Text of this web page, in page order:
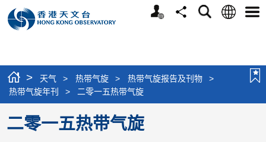
个
分
搜
语
选
> 天气 > 热带气旋 > 热带气旋报告及刊物
>
热带气旋年刊
> 二零一五热带气旋
二零一五热带气旋